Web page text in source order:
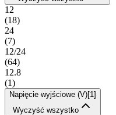
12
(18)
24
(7)
12/24
(64)
12.8
(1)
Napięcie wyjściowe (V)[1 ]
Wyczyść wszystko